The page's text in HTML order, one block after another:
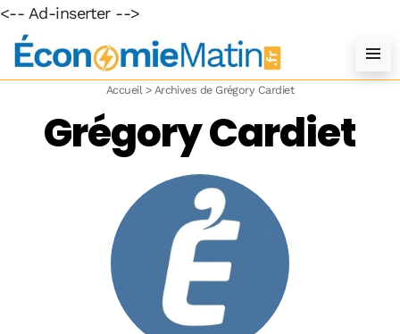
<-- Ad-inserter -->
Accueil> Archives de Grégory Cardiet
Grégory Cardiet